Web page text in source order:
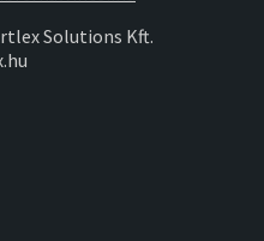
Solutions Kft.